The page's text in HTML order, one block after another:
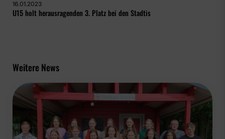
16.01.2023
U15 holt herausragenden 3. Platz bei den Stadtis
Weitere News